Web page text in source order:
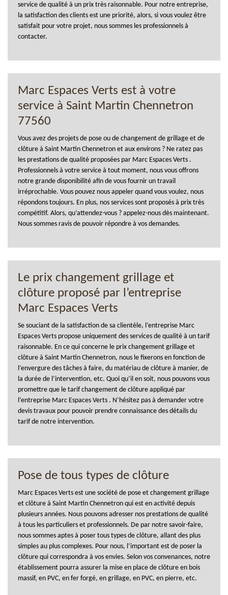
service de qualité à un prix très raisonnable. Pour notre entreprise,
la satisfaction des clients est une priorité, alors, si vous voulez être
satisfait pour votre projet, nous sommes les professionnels à
contacter.
Marc Espaces Verts est à votre
service à Saint Martin Chennetron
77560
Vous avez des projets de pose ou de changement de grillage et de
clôture à Saint Martin Chennetron et aux environs ? Ne ratez pas
les prestations de qualité proposées par Marc Espaces Verts .
Professionnels à votre service à tout moment, nous vous offrons
notre grande disponibilité afin de vous fournir un travail
irréprochable. Vous pouvez nous appeler quand vous voulez, nous
répondons toujours. En plus, nos services sont proposés à prix très
compétitif. Alors, qu’attendez-vous ? appelez-nous dès maintenant.
Nous sommes ravis de pouvoir répondre à vos demandes.
Le prix changement grillage et
clôture proposé par l’entreprise
Marc Espaces Verts
Se souciant de la satisfaction de sa clientèle, l’entreprise Marc
Espaces Verts propose uniquement des services de qualité à un tarif
raisonnable. En ce qui concerne le prix changement grillage et
clôture à Saint Martin Chennetron, nous le fixerons en fonction de
l’envergure des tâches à faire, du matériau de clôture à manier, de
la durée de l’intervention, etc. Quoi qu’il en soit, nous pouvons vous
promettre que le tarif changement de clôture appliqué par
l’entreprise Marc Espaces Verts . N’hésitez pas à demander votre
devis travaux pour pouvoir prendre connaissance des détails du
tarif de notre intervention.
Pose de tous types de clôture
Marc Espaces Verts est une société de pose et changement grillage
et clôture à Saint Martin Chennetron qui est en activité depuis
plusieurs années. Nous pouvons adresser nos prestations de qualité
à tous les particuliers et professionnels. De par notre savoir-faire,
nous sommes aptes à poser tous types de clôture, allant des plus
simples au plus complexes. Pour nous, l’important est de poser la
clôture qui correspondra à vos envies. Selon vos convenances, notre
établissement pourra assurer la mise en place de clôture en bois
massif, en PVC, en fer forgé, en grillage, en PVC, en pierre, etc.